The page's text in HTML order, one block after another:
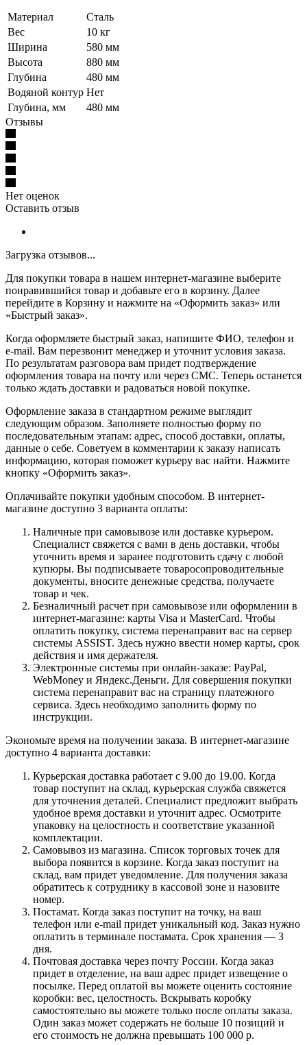
Материал
Сталь
Вес
10 кг
Ширина
580 мм
Высота
880 мм
Глубина
480 мм
Водяной контур Нет
Глубина, мм
480 мм
Отзывы
Нет оценок
Оставить отзыв
Загрузка отзывов...
Для покупки товара в нашем интернет-магазине выберите
понравившийся товар и добавьте его в корзину. Далее
перейдите в Корзину и нажмите на «Оформить заказ» или
«Быстрый заказ».
Когда оформляете быстрый заказ, напишите ФИО, телефон и
e-mail. Вам перезвонит менеджер и уточнит условия заказа.
По результатам разговора вам придет подтверждение
оформления товара на почту или через СМС. Теперь останется
только ждать доставки и радоваться новой покупке.
Оформление заказа в стандартном режиме выглядит
следующим образом. Заполняете полностью форму по
последовательным этапам: адрес, способ доставки, оплаты,
данные о себе. Советуем в комментарии к заказу написать
информацию, которая поможет курьеру вас найти. Нажмите
кнопку «Оформить заказ».
Оплачивайте покупки удобным способом. В интернет-
магазине доступно 3 варианта оплаты:
Наличные при самовывозе или доставке курьером.
Специалист свяжется с вами в день доставки, чтобы
уточнить время и заранее подготовить сдачу с любой
купюры. Вы подписываете товаросопроводительные
документы, вносите денежные средства, получаете
товар и чек.
Безналичный расчет при самовывозе или оформлении в
интернет-магазине: карты Visa и MasterCard. Чтобы
оплатить покупку, система перенаправит вас на сервер
системы ASSIST. Здесь нужно ввести номер карты, срок
действия и имя держателя.
Электронные системы при онлайн-заказе: PayPal,
WebMoney и Яндекс.Деньги. Для совершения покупки
система перенаправит вас на страницу платежного
сервиса. Здесь необходимо заполнить форму по
инструкции.
Экономьте время на получении заказа. В интернет-магазине
доступно 4 варианта доставки:
Курьерская доставка работает с 9.00 до 19.00. Когда
товар поступит на склад, курьерская служба свяжется
для уточнения деталей. Специалист предложит выбрать
удобное время доставки и уточнит адрес. Осмотрите
упаковку на целостность и соответствие указанной
комплектации.
Самовывоз из магазина. Список торговых точек для
выбора появится в корзине. Когда заказ поступит на
склад, вам придет уведомление. Для получения заказа
обратитесь к сотруднику в кассовой зоне и назовите
номер.
Постамат. Когда заказ поступит на точку, на ваш
телефон или e-mail придет уникальный код. Заказ нужно
оплатить в терминале постамата. Срок хранения — 3
дня.
Почтовая доставка через почту России. Когда заказ
придет в отделение, на ваш адрес придет извещение о
посылке. Перед оплатой вы можете оценить состояние
коробки: вес, целостность. Вскрывать коробку
самостоятельно вы можете только после оплаты заказа.
Один заказ может содержать не больше 10 позиций и
его стоимость не должна превышать 100 000 р.